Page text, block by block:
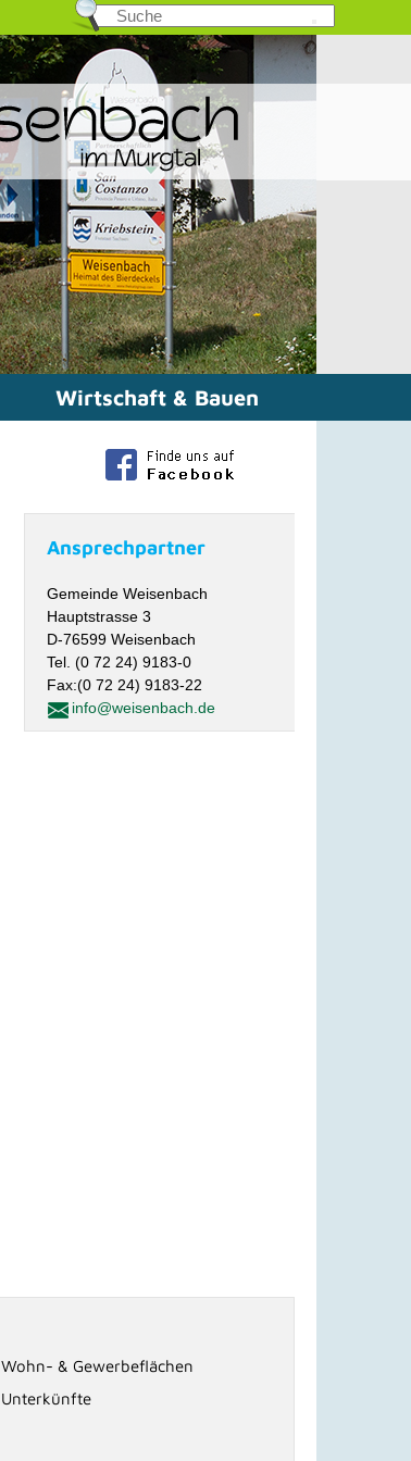
Wirtschaft & Bauen
Ansprechpartner
Gemeinde Weisenbach
Hauptstrasse 3
D-76599 Weisenbach
Tel. (0 72 24) 9183-0
Fax:(0 72 24) 9183-22
info@weisenbach.de
Wohn- & Gewerbeflächen
Unterkünfte